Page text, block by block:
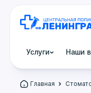
Услуги Наши
Главная